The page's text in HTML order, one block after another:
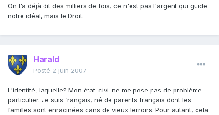
On l'a déjà dit des milliers de fois, ce n'est pas l'argent qui guide
notre idéal, mais le Droit.
Harald
Posté 2 juin 2007
L'identité, laquelle? Mon état-civil ne me pose pas de problème
particulier. Je suis français, né de parents français dont les
familles sont enracinées dans de vieux terroirs. Pour autant, cela